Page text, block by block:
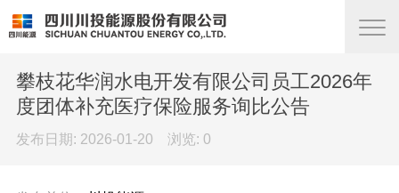
攀枝花华润水电开发有限公司员工2026年
度团体补充医疗保险服务询比公告
发布日期: 2026-01-20 浏览: 0